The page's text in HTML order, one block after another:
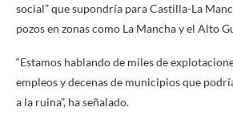
social” que supondría para Castilla-La
pozos en zonas como La Mancha y el Alto
“Estamos hablando de miles de
empleos y decenas de municipios que
a la ruina”, ha señalado.